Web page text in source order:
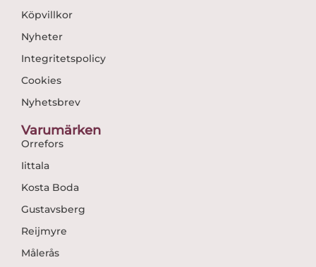
Köpvillkor
Nyheter
Integritetspolicy
Cookies
Nyhetsbrev
Varumärken
Orrefors
Iittala
Kosta Boda
Gustavsberg
Reijmyre
Målerås